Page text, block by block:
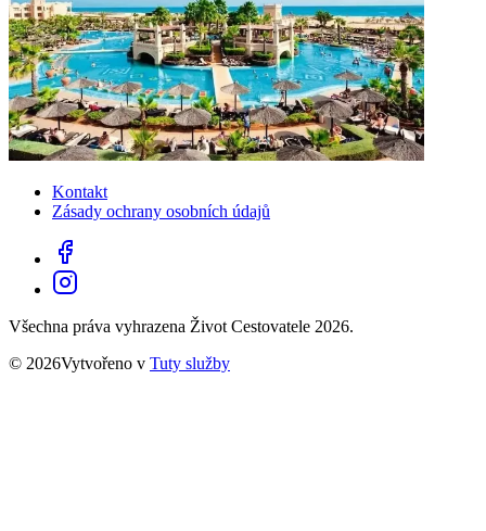
Kontakt
Zásady ochrany osobních údajů
Všechna práva vyhrazena Život Cestovatele 2026.
© 2026Vytvořeno v Tuty služby